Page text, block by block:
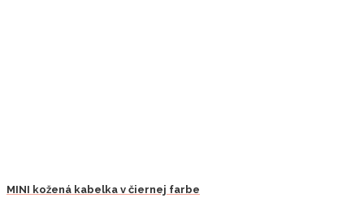
MINI kožená kabelka v čiernej farbe